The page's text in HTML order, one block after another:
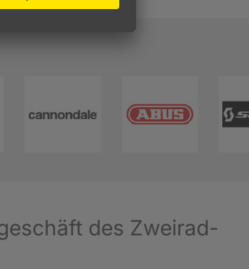
des Zweirad-